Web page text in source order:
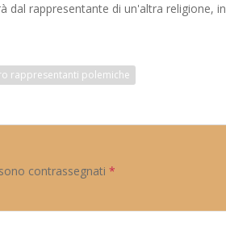
dal rappresentante di un'altra religione, in
rappresentanti polemiche
contrassegnati *